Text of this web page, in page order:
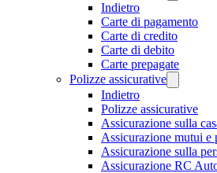
Indietro
Carte di pagamento
Carte di credito
Carte di debito
Carte prepagate
Polizze assicurative
Indietro
Polizze assicurative
Assicurazione sulla
Assicurazione mutui e
Assicurazione sulla
Assicurazione RC